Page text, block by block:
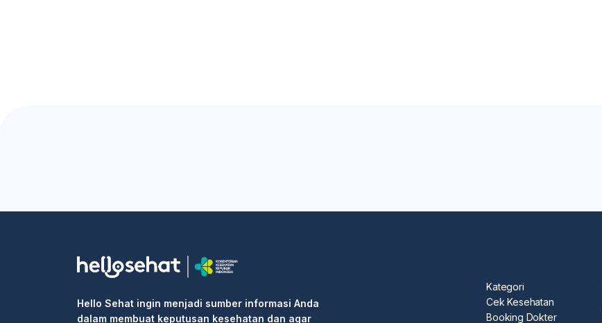
Hello Sehat ingin menjadi sumber informasi Anda
dalam membuat keputusan kesehatan dan agar
Kategori
Cek Kesehatan
Booking Dokter